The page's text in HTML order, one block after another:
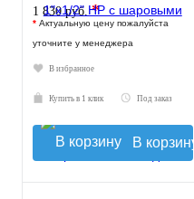
1 830 руб.*
* Актуальную цену пожалуйста
уточните у менеджера
В избранное
Купить в 1 клик Под заказ
В корзину